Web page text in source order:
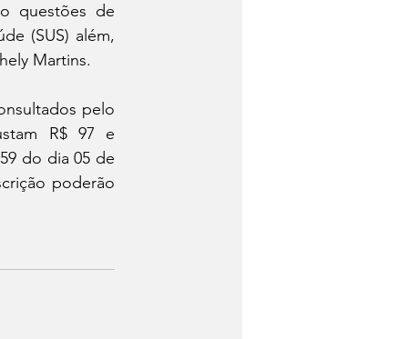
questões de
(SUS) além,
Martins.
pelo
R$ 97 e
do dia 05 de
poderão